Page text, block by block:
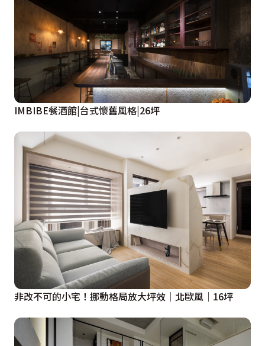
IMBIBE餐酒館|台式懷舊風格|26坪
非改不可的小宅！挪動格局放大坪效│北歐風│16坪